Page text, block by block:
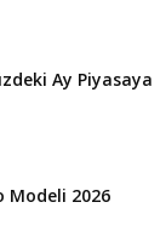
Ay Piyasaya
Modeli 2026